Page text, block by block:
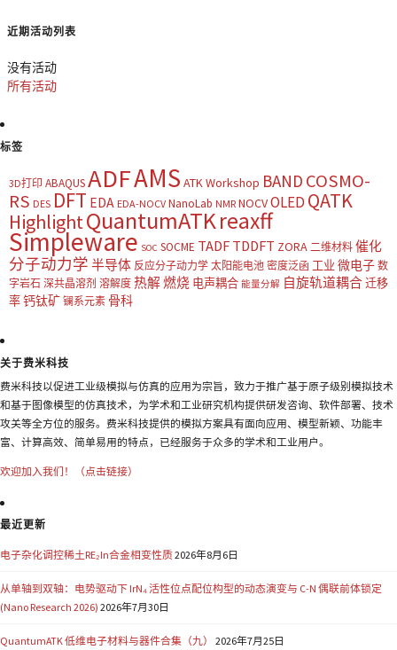
近期活动列表
没有活动
所有活动
标签
3D打印 ABAQUSADFAMS ATK Workshop BAND COSMO-
RS DES DFT EDA EDA-NOCV NanoLab NMR NOCVOLED QATK
HighlightQuantumATKreaxff
Simpleware SOC SOCME TADF TDDFT ZORA 二维材料 催化
分子动力学 半导体 反应分子动力学 太阳能电池 密度泛函 工业 微电子 数
字岩石 深共晶溶剂 溶解度 热解燃烧 电声耦合 能量分解 自旋轨道耦合迁移
率钙钛矿 镧系元素 骨科
关于费米科技
费米科技以促进工业级模拟与仿真的应用为宗旨，致力于推广基于原子级别模拟技术
和基于图像模型的仿真技术，为学术和工业研究机构提供研发咨询、软件部署、技术
攻关等全方位的服务。费米科技提供的模拟方案具有面向应用、模型新颖、功能丰
富、计算高效、简单易用的特点，已经服务于众多的学术和工业用户。
欢迎加入我们！（点击链接）
最近更新
电子杂化调控稀土RE₂In合金相变性质2026年8月6日
从单轴到双轴：电势驱动下 IrN₄ 活性位点配位构型的动态演变与 C-N 偶联前体锁定
(Nano Research 2026) 2026年7月30日
QuantumATK 低维电子材料与器件合集（九） 2026年7月25日